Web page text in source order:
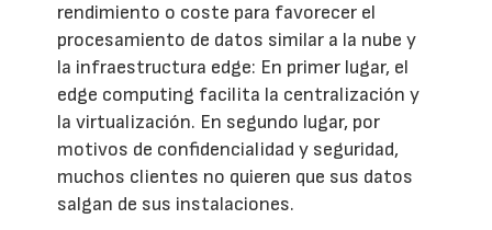
rendimiento o coste para favorecer el
procesamiento de datos similar a la nube y
la infraestructura edge: En primer lugar, el
edge computing facilita la centralización y
la virtualización. En segundo lugar, por
motivos de confidencialidad y seguridad,
muchos clientes no quieren que sus datos
salgan de sus instalaciones.